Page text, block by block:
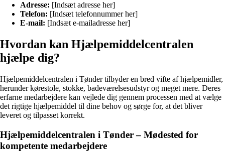
Adresse: [Indsæt adresse her]
Telefon: [Indsæt telefonnummer her]
E-mail: [Indsæt e-mailadresse her]
Hvordan kan Hjælpemiddelcentralen
hjælpe dig?
Hjælpemiddelcentralen i Tønder tilbyder en bred vifte af hjælpemidler,
herunder kørestole, stokke, badeværelsesudstyr og meget mere. Deres
erfarne medarbejdere kan vejlede dig gennem processen med at vælge
det rigtige hjælpemiddel til dine behov og sørge for, at det bliver
leveret og tilpasset korrekt.
Hjælpemiddelcentralen i Tønder – Mødested for
kompetente medarbejdere